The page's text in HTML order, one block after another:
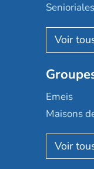
Senioriales
Nohée
Les
Mobicap
Domusvi
Happy
Aquarelia
Nexity
Emeis
Maisons
Korian
Emera